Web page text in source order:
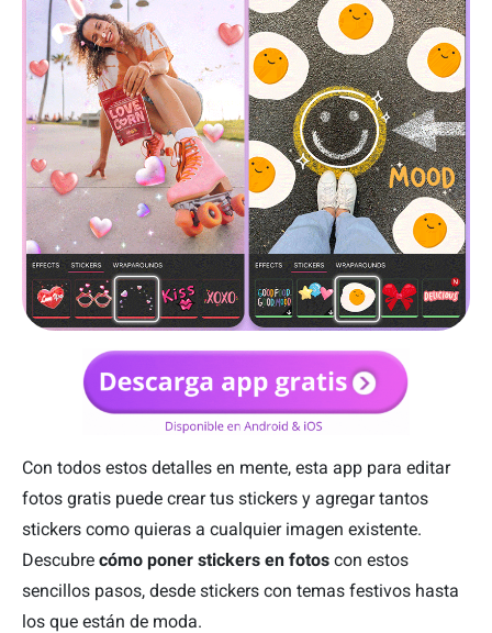
Con todos estos detalles en mente, esta app para editar
fotos gratis puede crear tus stickers y agregar tantos
stickers como quieras a cualquier imagen existente.
Descubre cómo poner stickers en fotos con estos
sencillos pasos, desde stickers con temas festivos hasta
los que están de moda.